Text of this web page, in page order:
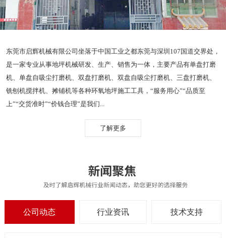
东莞市启辉机械有限公司坐落于中国工业之都东莞与深圳107国道交界处，
是一家专业从事地坪机械研发、生产、销售为一体，主要产品有单盘打磨
机、单盘自吸尘打磨机、双盘打磨机、双盘自吸尘打磨机、三盘打磨机、
铣刨机搅拌机、摊铺机等各种环氧地坪施工工具，“服务用心”“品质至
上”“交货准时”“价钱合理”是我们...
了解更多
公司动态 行业资讯 技术支持